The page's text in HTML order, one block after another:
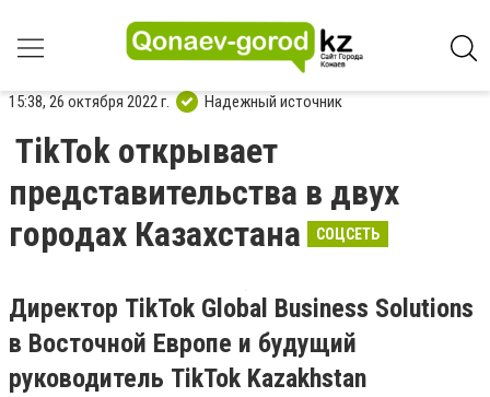
15:38, 26 октября 2022 г. Надежный источник
TikTok открывает
представительства в двух
городах Казахстана
СОЦСЕТЬ
Директор TikTok Global Business Solutions
в Восточной Европе и будущий
руководитель TikTok Kazakhstan